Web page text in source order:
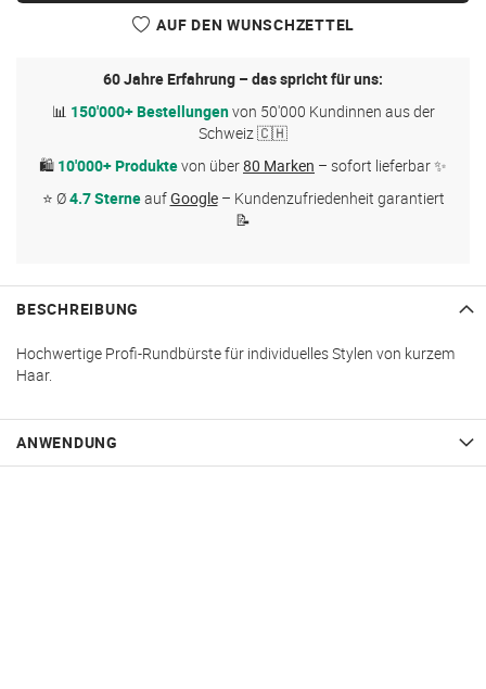
AUF DEN WUNSCHZETTEL
60 Jahre Erfahrung – das spricht für uns:
📊 150'000+ Bestellungenvon 50'000 Kundinnen aus der
Schweiz 🇨🇭
🛍 10'000+ Produktevon über80 Marken – sofort lieferbar ✨
⭐ Ø4.7 SterneaufGoogle– Kundenzufriedenheit garantiert
📝
BESCHREIBUNG
Hochwertige Profi-Rundbürste für individuelles Stylen von kurzem
Haar.
ANWENDUNG